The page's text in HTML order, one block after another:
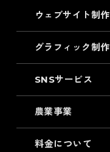
ウェブサイト制作
グラフィック制作
SNSサービス
農業事業
料金について